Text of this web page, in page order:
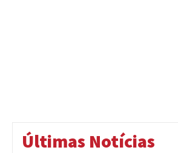
Últimas Notícias